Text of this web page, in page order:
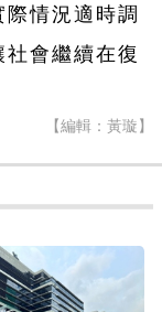
情況適時調
會繼續在復
【編輯：黃璇】